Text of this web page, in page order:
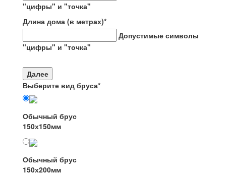
"цифры" и "точка"
Длина дома (в метрах)*
Допустимые символы
"цифры" и "точка"
Далее
Выберите вид бруса*
Обычный брус
150х150мм
Обычный брус
150х200мм